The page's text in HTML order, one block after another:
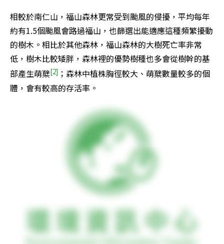
相較於南仁山，福山森林更常受到颱風的侵擾，平均每年
約有1.5個颱風會路過福山，也篩選出能適應這種頻繁擾動
的樹木。相比於其他森林，福山森林的大樹死亡率非常
低，樹木比較矮胖，森林裡的優勢樹種也多會從樹幹的基
部產生萌櫱[2] ；森林中植株胸徑較大、萌櫱數量較多的個
體，會有較高的存活率。